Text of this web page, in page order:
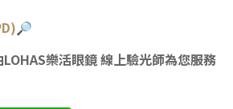
樂活眼鏡 線上驗光師為您服務